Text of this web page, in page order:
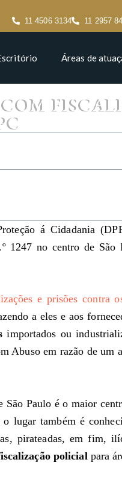
11 4506 3134 11 2957
Áreas de
á Cidadania
1247 no centro de São
e prisões contra
a eles e aos
importados ou
Abuso em razão de um
São Paulo é o maior
lugar também é
pirateadas, em fim,
policial para